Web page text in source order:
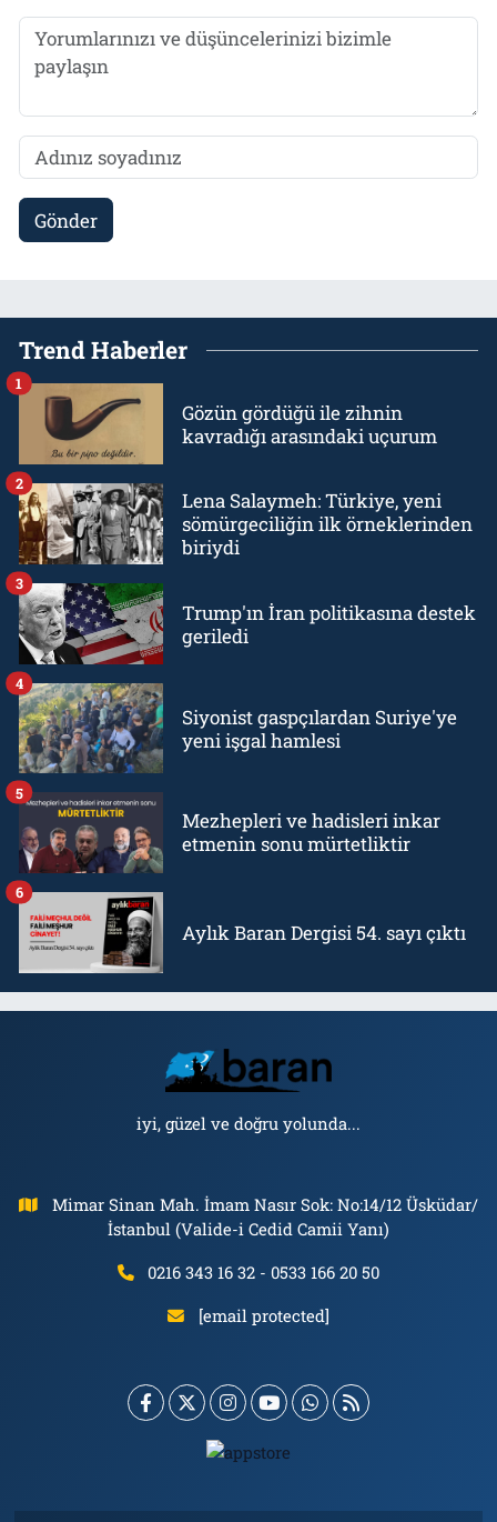
Gönder
Trend Haberler
Gözün gördüğü ile zihnin
kavradığı arasındaki uçurum
1
Lena Salaymeh: Türkiye, yeni
sömürgeciliğin ilk örneklerinden
biriydi
2
Trump'ın İran politikasına destek
geriledi
3
Siyonist gaspçılardan Suriye'ye
yeni işgal hamlesi
4
Mezhepleri ve hadisleri inkar
etmenin sonu mürtetliktir
5
Aylık Baran Dergisi 54. sayı çıktı
6
iyi, güzel ve doğru yolunda...
Mimar Sinan Mah. İmam Nasır Sok: No:14/12 Üsküdar/
İstanbul (Valide-i Cedid Camii Yanı)
0216 343 16 32 - 0533 166 20 50
[email protected]